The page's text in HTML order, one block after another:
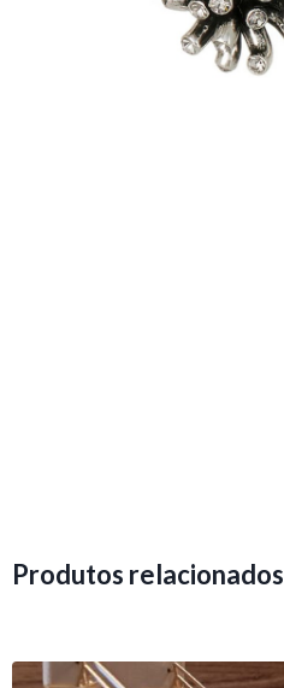
Produtos relacionados